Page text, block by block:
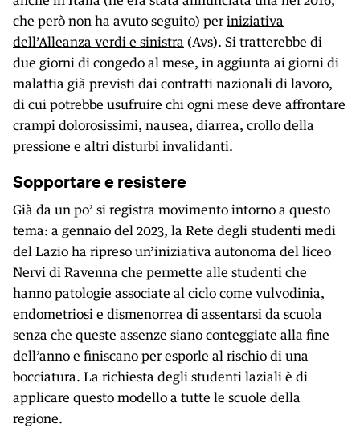
che però non ha avuto seguito) per iniziativa
dell’Alleanza verdi e sinistra (Avs). Si tratterebbe di
due giorni di congedo al mese, in aggiunta ai giorni di
malattia già previsti dai contratti nazionali di lavoro,
di cui potrebbe usufruire chi ogni mese deve affrontare
crampi dolorosissimi, nausea, diarrea, crollo della
pressione e altri disturbi invalidanti.
Sopportare e resistere
Già da un po’ si registra movimento intorno a questo
tema: a gennaio del 2023, la Rete degli studenti medi
del Lazio ha ripreso un’iniziativa autonoma del liceo
Nervi di Ravenna che permette alle studenti che
hanno patologie associate al ciclo come vulvodinia,
endometriosi e dismenorrea di assentarsi da scuola
senza che queste assenze siano conteggiate alla fine
dell’anno e finiscano per esporle al rischio di una
bocciatura. La richiesta degli studenti laziali è di
applicare questo modello a tutte le scuole della
regione.